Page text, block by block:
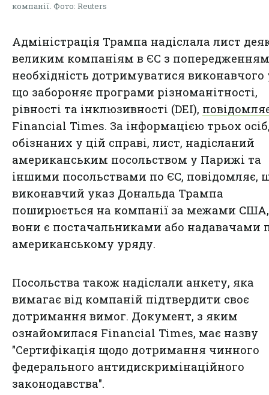
компанії. Фото: Reuters
Адміністрація Трампа надіслала лист
великим компаніям в ЄС з
необхідність дотримуватися виконавчого
що забороняє програми різноманітності,
рівності та інклюзивності (DEI),
Financial Times. За інформацією трьох
обізнаних у цій справі, лист, надісланий
американським посольством у Парижі та
іншими посольствами по ЄС, повідомляє,
виконавчий указ Дональда Трампа
поширюється на компанії за межами
вони є постачальниками або надавачами
американському уряду.
Посольства також надіслали анкету, яка
вимагає від компаній підтвердити своє
дотримання вимог. Документ, з яким
ознайомилася Financial Times, має назву
"Сертифікація щодо дотримання чинного
федерального антидискримінаційного
законодавства".